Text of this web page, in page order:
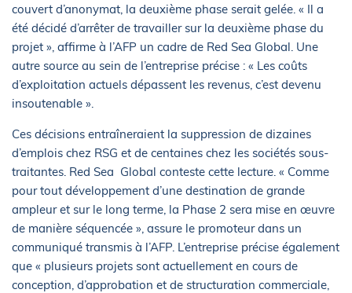
couvert d’anonymat, la deuxième phase serait gelée. « Il a
été décidé d’arrêter de travailler sur la deuxième phase du
projet », affirme à l’AFP un cadre de Red Sea Global. Une
autre source au sein de l’entreprise précise : « Les coûts
d’exploitation actuels dépassent les revenus, c’est devenu
insoutenable ».
Ces décisions entraîneraient la suppression de dizaines
d’emplois chez RSG et de centaines chez les sociétés sous-
traitantes. Red Sea Global conteste cette lecture. « Comme
pour tout développement d’une destination de grande
ampleur et sur le long terme, la Phase 2 sera mise en œuvre
de manière séquencée », assure le promoteur dans un
communiqué transmis à l’AFP. L’entreprise précise également
que « plusieurs projets sont actuellement en cours de
conception, d’approbation et de structuration commerciale,